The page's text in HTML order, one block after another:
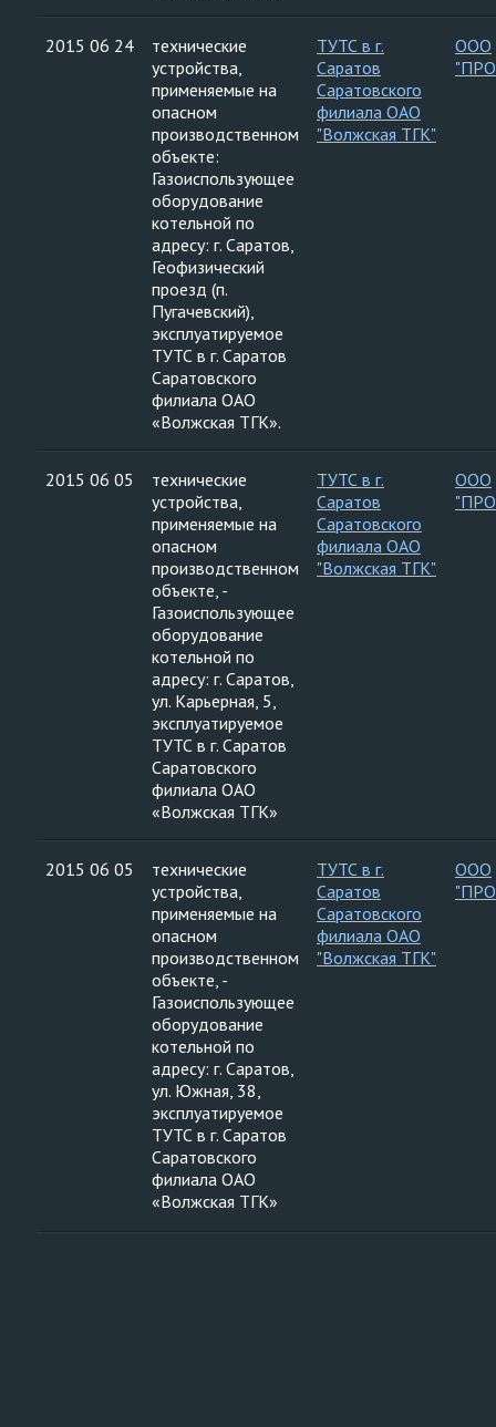
2015 06 24
технические
устройства,
применяемые на
опасном
производственном
объекте:
Газоиспользующее
оборудование
котельной по
адресу: г. Саратов,
Геофизический
проезд (п.
Пугачевский),
эксплуатируемое
ТУТС в г. Саратов
Саратовского
филиала ОАО
«Волжская ТГК».
ТУТС в г.
Саратов
Саратовского
филиала ОАО
"Волжская ТГК"
ООО
2015 06 05
технические
устройства,
применяемые на
опасном
производственном
объекте, -
Газоиспользующее
оборудование
котельной по
адресу: г. Саратов,
ул. Карьерная, 5,
эксплуатируемое
ТУТС в г. Саратов
Саратовского
филиала ОАО
«Волжская ТГК»
ТУТС в г.
Саратов
Саратовского
филиала ОАО
"Волжская ТГК"
ООО
2015 06 05
технические
устройства,
применяемые на
опасном
производственном
объекте, -
Газоиспользующее
оборудование
котельной по
адресу: г. Саратов,
ул. Южная, 38,
эксплуатируемое
ТУТС в г. Саратов
Саратовского
филиала ОАО
«Волжская ТГК»
ТУТС в г.
Саратов
Саратовского
филиала ОАО
"Волжская ТГК"
ООО